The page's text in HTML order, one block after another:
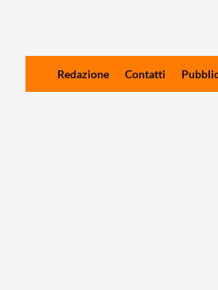
Redazione Contatti